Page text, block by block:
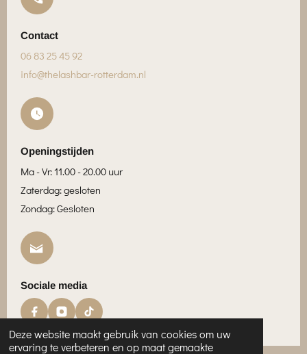
Deze website maakt gebruik van cookies om uw
ervaring te verbeteren en op maat gemaakte
Contact
06 83 25 45 92
info@thelashbar-rotterdam.nl
Openingstijden
Ma - Vr: 11.00 - 20.00 uur
Zaterdag: gesloten
Zondag: Gesloten
Sociale media